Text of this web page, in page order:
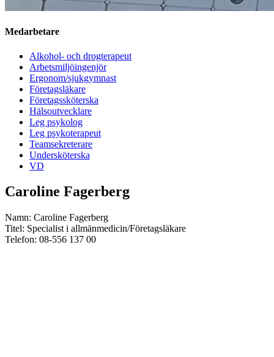
Medarbetare
Alkohol- och drogterapeut
Arbetsmiljöingenjör
Ergonom/sjukgymnast
Företagsläkare
Företagssköterska
Hälsoutvecklare
Leg psykolog
Leg psykoterapeut
Teamsekreterare
Undersköterska
VD
Caroline Fagerberg
Namn: Caroline Fagerberg
Titel: Specialist i allmänmedicin/Företagsläkare
Telefon: 08-556 137 00